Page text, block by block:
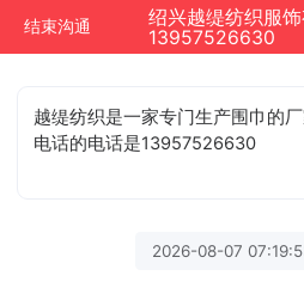
结束沟通
13957526630
越缇纺织是一家专门生产围巾的
电话的电话是13957526630
2026-08-07